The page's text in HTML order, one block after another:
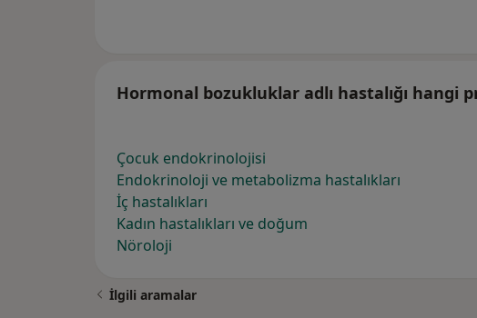
Hormonal bozukluklar adlı hastalığı hangi
Çocuk endokrinolojisi
Endokrinoloji ve metabolizma hastalıkları
İç hastalıkları
Kadın hastalıkları ve doğum
Nöroloji
İlgili aramalar